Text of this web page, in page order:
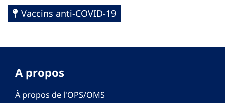
Vaccins anti-COVID-19
A propos
À propos de l'OPS/OMS